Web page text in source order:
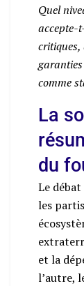
Quel
accepte-
critiques,
comme
La
du
Le
les
et la
l’autre,